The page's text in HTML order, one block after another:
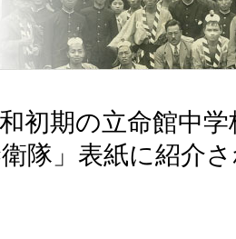
初期の立命館中学
隊」表紙に紹介